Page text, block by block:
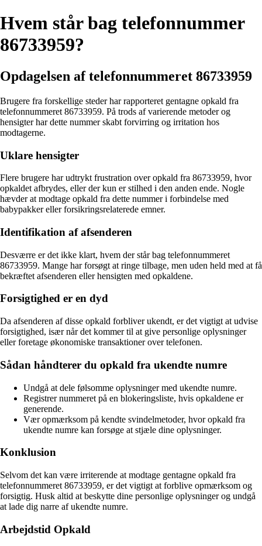
Hvem står bag telefonnummer
86733959?
Opdagelsen af telefonnummeret 86733959
Brugere fra forskellige steder har rapporteret gentagne opkald fra
telefonnummeret 86733959. På trods af varierende metoder og
hensigter har dette nummer skabt forvirring og irritation hos
modtagerne.
Uklare hensigter
Flere brugere har udtrykt frustration over opkald fra 86733959, hvor
opkaldet afbrydes, eller der kun er stilhed i den anden ende. Nogle
hævder at modtage opkald fra dette nummer i forbindelse med
babypakker eller forsikringsrelaterede emner.
Identifikation af afsenderen
Desværre er det ikke klart, hvem der står bag telefonnummeret
86733959. Mange har forsøgt at ringe tilbage, men uden held med at få
bekræftet afsenderen eller hensigten med opkaldene.
Forsigtighed er en dyd
Da afsenderen af disse opkald forbliver ukendt, er det vigtigt at udvise
forsigtighed, især når det kommer til at give personlige oplysninger
eller foretage økonomiske transaktioner over telefonen.
Sådan håndterer du opkald fra ukendte numre
Undgå at dele følsomme oplysninger med ukendte numre.
Registrer nummeret på en blokeringsliste, hvis opkaldene er
generende.
Vær opmærksom på kendte svindelmetoder, hvor opkald fra
ukendte numre kan forsøge at stjæle dine oplysninger.
Konklusion
Selvom det kan være irriterende at modtage gentagne opkald fra
telefonnummeret 86733959, er det vigtigt at forblive opmærksom og
forsigtig. Husk altid at beskytte dine personlige oplysninger og undgå
at lade dig narre af ukendte numre.
Arbejdstid Opkald